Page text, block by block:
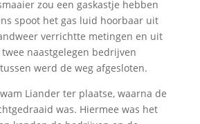
zou een gaskastje hebben
spoot het gas luid hoorbaar uit
verrichtte metingen en uit
naastgelegen bedrijven
werd de weg afgesloten.
Liander ter plaatse, waarna de
was. Hiermee was het